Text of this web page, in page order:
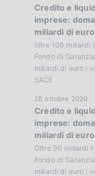
o
n
e
:
c
a
z
i
o
:
:
a
t
a
P
u
b
b
c
a
z
i
o
Credito e
imprese:
miliardi di euro
oltre 106 miliardi
Fondo di
miliardi di euro i
SACE
D
a
t
a
P
u
b
28 ottobre 2020
Credito e
imprese:
miliardi di euro
Oltre 96 miliardi
Fondo di
miliardi di euro i